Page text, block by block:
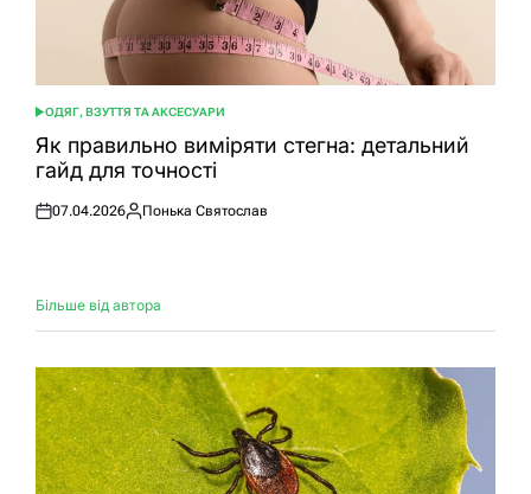
ОПУБЛІКУВАТИ
У
ОДЯГ, ВЗУТТЯ ТА АКСЕСУАРИ
Як правильно виміряти стегна: детальний
гайд для точності
Оприлюднено
07.04.2026
Опубліковано
Понька Святослав
Більше від автора